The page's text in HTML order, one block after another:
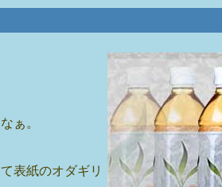
ぁ。
表紙のオダギリ